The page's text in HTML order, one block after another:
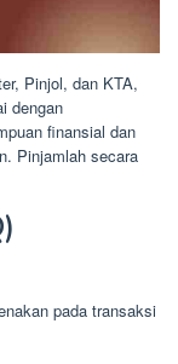
Pinjol, dan KTA,
dengan
finansial dan
Pinjamlah secara
pada transaksi